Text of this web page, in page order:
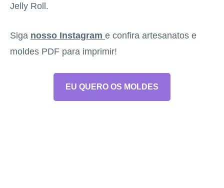
Jelly Roll.
Siga nosso Instagram e confira artesanatos e
moldes PDF para imprimir!
EU QUERO OS MOLDES